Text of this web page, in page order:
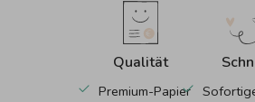
Qualität
Premium-Papier